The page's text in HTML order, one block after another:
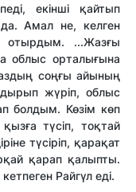
екінші қайтып
Амал не, келген
отырдым. ...Жазғы
облыс орталығына
соңғы айының
жүріп, облыс
болдым. Көзім көп
түсіп, тоқтай
түсіріп, қарақат
қарап қалыпты.
Райгүл еді.